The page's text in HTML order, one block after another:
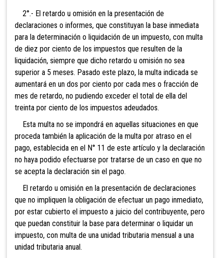
2°.- El retardo u omisión en la presentación de
declaraciones o informes, que constituyan la base inmediata
para la determinación o liquidación de un impuesto, con multa
de diez por ciento de los impuestos que resulten de la
liquidación, siempre que dicho retardo u omisión no sea
superior a 5 meses. Pasado este plazo, la multa indicada se
aumentará en un dos por ciento por cada mes o fracción de
mes de retardo, no pudiendo exceder el total de ella del
treinta por ciento de los impuestos adeudados.
Esta multa no se impondrá en aquellas situaciones en que
proceda también la aplicación de la multa por atraso en el
pago, establecida en el N° 11 de este artículo y la declaración
no haya podido efectuarse por tratarse de un caso en que no
se acepta la declaración sin el pago.
El retardo u omisión en la presentación de declaraciones
que no impliquen la obligación de efectuar un pago inmediato,
por estar cubierto el impuesto a juicio del contribuyente, pero
que puedan constituir la base para determinar o liquidar un
impuesto, con multa de una unidad tributaria mensual a una
unidad tributaria anual.